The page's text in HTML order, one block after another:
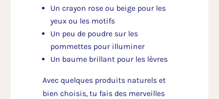
Un crayon rose ou beige pour les
yeux ou les motifs
Un peu de poudre sur les
pommettes pour illuminer
Un baume brillant pour les lèvres
Avec quelques produits naturels et
bien choisis, tu fais des merveilles